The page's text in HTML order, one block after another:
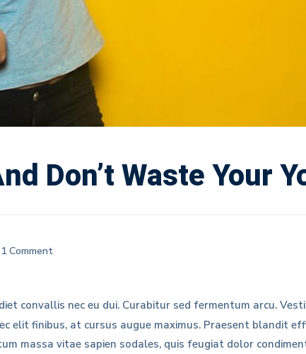
Don’t Waste Your
1 Comment
convallis nec eu dui. Curabitur sed fermentum arcu.
elit finibus, at cursus augue maximus. Praesent blandit
massa vitae sapien sodales, quis feugiat dolor